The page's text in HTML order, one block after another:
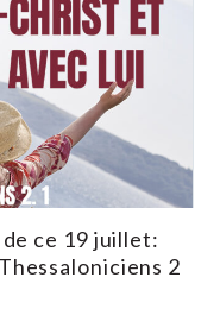
ce 19 juillet:
2